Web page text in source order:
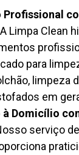
A Limpa Clean
para
limpeza
em
Domicílio
serviço